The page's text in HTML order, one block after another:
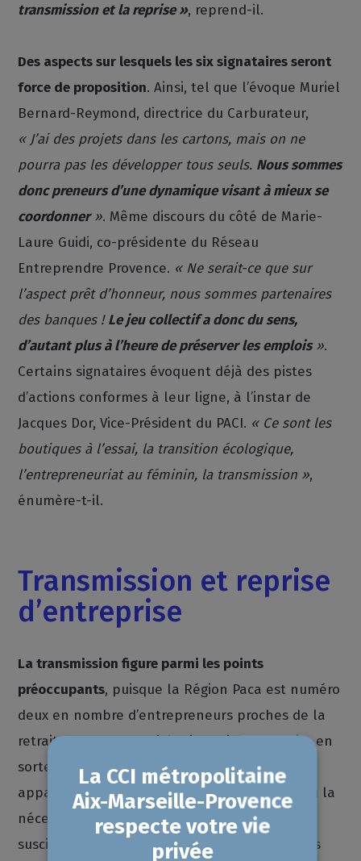
transmission et la reprise », reprend-il.
Des aspects sur lesquels les six signataires seront
force de proposition. Ainsi, tel que l’évoque Muriel
Bernard-Reymond, directrice du Carburateur,
« J’ai des projets dans les cartons, mais on ne
pourra pas les développer tous seuls. Nous sommes
donc preneurs d’une dynamique visant à mieux se
coordonner». Même discours du côté de Marie-
Laure Guidi, co-présidente du Réseau
Entreprendre Provence. « Ne serait-ce que sur
l’aspect prêt d’honneur, nous sommes partenaires
des banques !Le jeu collectif a donc du sens,
d’autant plus à l’heure de préserver les emplois».
Certains signataires évoquent déjà des pistes
d’actions conformes à leur ligne, à l’instar de
Jacques Dor, Vice-Président du PACI. « Ce sont les
boutiques à l’essai, la transition écologique,
l’entrepreneuriat au féminin, la transmission »,
énumère-t-il.
Transmission et reprise
d’entreprise
La transmission figure parmi les points
préoccupants, puisque la Région Paca est numéro
deux en nombre d’entrepreneurs proches de la
retraite, avec 40 000 à horizon cinq ans. Faire en
sorte que ces entreprises ne meurent pas
apparaît donc comme un véritable enjeu, d’où la
nécessité de mieux détecter les cédants et de
susciter des vocations de repreneurs parmi les